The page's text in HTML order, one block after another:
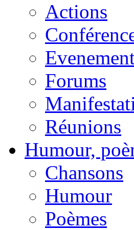
Actions
Forums
Réunions
Humour,
Chansons
Humour
Poèmes